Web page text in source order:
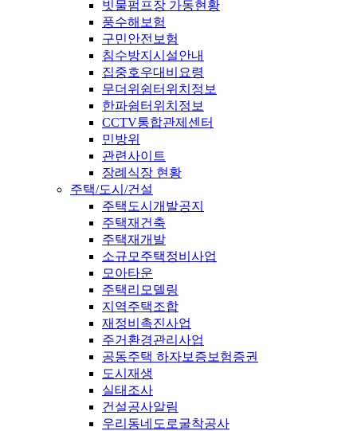
빗물펌프장 가동현황
풍수해보험
구민안전보험
침수방지시설안내
집중호우대비요령
무더위쉼터위치정보
한파쉼터위치정보
CCTV통합관제센터
민방위
관련사이트
장례식장 현황
주택/도시/건설
주택도시개발공지
주택재건축
주택재개발
소규모주택정비사업
모아타운
주택리모델링
지역주택조합
재정비촉진사업
주거환경관리사업
공동주택 하자보증보험증권
도시재생
실태조사
건설공사알림
우리동네도로굴착공사